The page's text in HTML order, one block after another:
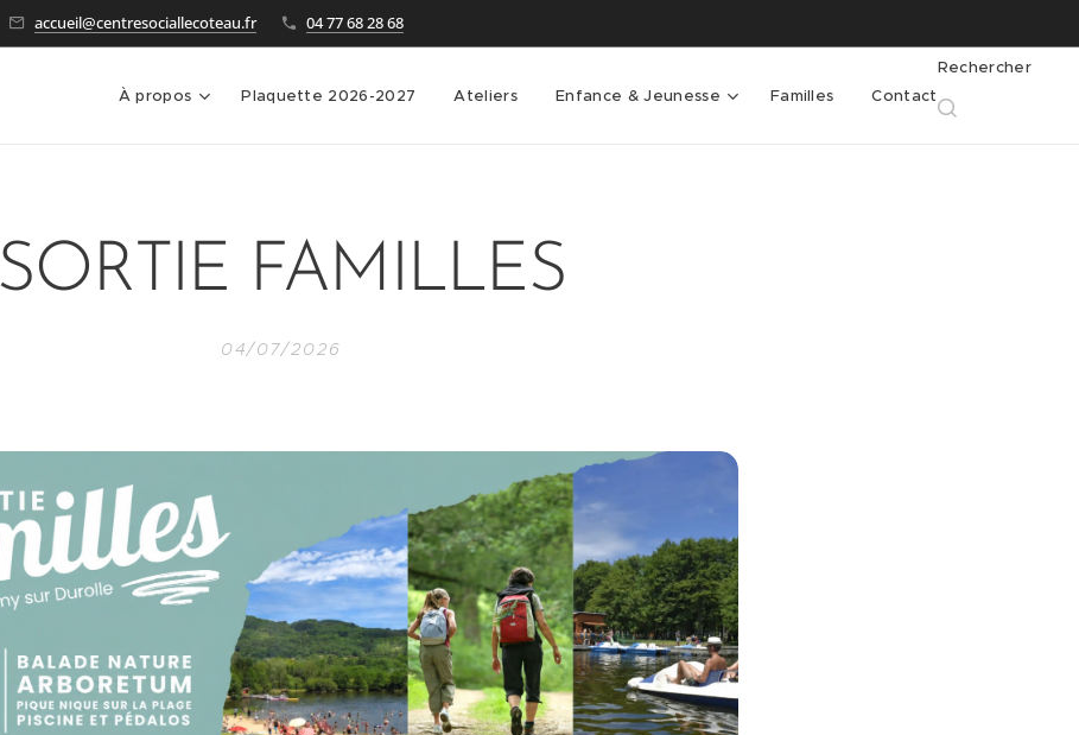
accueil@centresociallecoteau.fr 04 77 68 28 68
À propos Plaquette 2026-2027 Ateliers Enfance & Jeunesse Familles Contact
Rechercher
SORTIE FAMILLES
04/07/2026